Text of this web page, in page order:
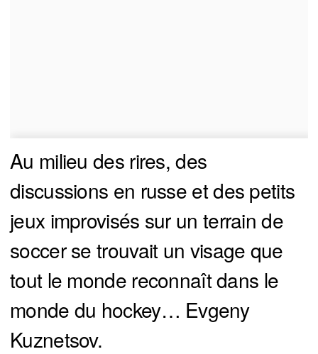
Au milieu des rires, des
discussions en russe et des petits
jeux improvisés sur un terrain de
soccer se trouvait un visage que
tout le monde reconnaît dans le
monde du hockey… Evgeny
Kuznetsov.